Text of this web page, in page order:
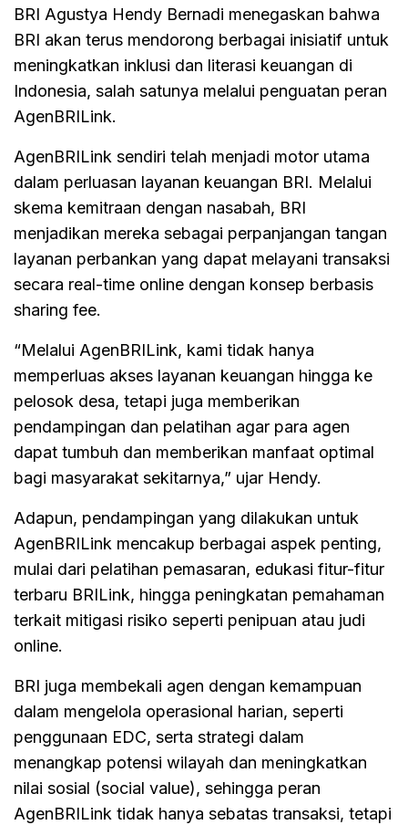
BRI Agustya Hendy Bernadi menegaskan bahwa
BRI akan terus mendorong berbagai inisiatif untuk
meningkatkan inklusi dan literasi keuangan di
Indonesia, salah satunya melalui penguatan peran
AgenBRILink.
AgenBRILink sendiri telah menjadi motor utama
dalam perluasan layanan keuangan BRI. Melalui
skema kemitraan dengan nasabah, BRI
menjadikan mereka sebagai perpanjangan tangan
layanan perbankan yang dapat melayani transaksi
secara real-time online dengan konsep berbasis
sharing fee.
“Melalui AgenBRILink, kami tidak hanya
memperluas akses layanan keuangan hingga ke
pelosok desa, tetapi juga memberikan
pendampingan dan pelatihan agar para agen
dapat tumbuh dan memberikan manfaat optimal
bagi masyarakat sekitarnya,” ujar Hendy.
Adapun, pendampingan yang dilakukan untuk
AgenBRILink mencakup berbagai aspek penting,
mulai dari pelatihan pemasaran, edukasi fitur-fitur
terbaru BRILink, hingga peningkatan pemahaman
terkait mitigasi risiko seperti penipuan atau judi
online.
BRI juga membekali agen dengan kemampuan
dalam mengelola operasional harian, seperti
penggunaan EDC, serta strategi dalam
menangkap potensi wilayah dan meningkatkan
nilai sosial (social value), sehingga peran
AgenBRILink tidak hanya sebatas transaksi, tetapi